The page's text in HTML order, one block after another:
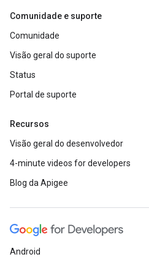
Comunidade e suporte
Comunidade
Visão geral do suporte
Status
Portal de suporte
Recursos
Visão geral do desenvolvedor
4-minute videos for developers
Blog da Apigee
Android